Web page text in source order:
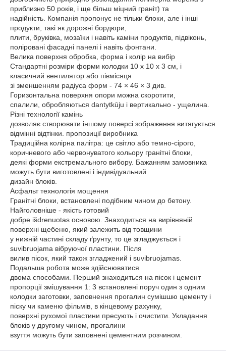
приблизно 50 років, і ще більш міцний граніт) та
надійність. Компанія пропонує не тільки блоки, але і інші
продукти, такі як дорожні бордюри,
плити, бруківка, мозаїки і навіть каміни продуктів, підвіконь,
поліровані фасадні панелі і навіть фонтани.
Велика поверхня обробка, форма і колір на вибір
Стандартні розміри форми колодки 10 х 10 х 3 см, і
класичний вентилятор або півмісяця
зі зменшенням радіуса форм - 74 × 46 × 3 див.
Горизонтальна поверхня опори можна скоротити,
спалили, обробляються dantytkūju і вертикально - ущелина.
Різні технології камінь
дозволяє створювати іншому поверсі зображення витягується
відмінні відтінки. пропозиції виробника
Традиційна колірна палітра: це світло або темно-сірого,
коричневого або червонуватого кольору гранітні блоки,
деякі форми екстремального вибору. Бажанням замовника
можуть бути виготовлені і індивідуальний
дизайн блоків.
Асфальт технологія мощення
Гранітні блоки, встановлені подібним чином до бетону.
Найголовніше - якість готовий
добре išdrenuotas основою. Знаходиться на вирівняній
поверхні щебеню, який залежить від товщини
у нижній частині складу ґрунту, то це згладжується і
suvibruojama вібруючої пластини. Після
вилив пісок, який також згладжений і suvibruojamas.
Подальша робота може здійснюватися
двома способами. Перший знаходиться на пісок і цемент
пропорції змішування 1: 3 встановлені поруч один з одним
колодки заготовки, заповнення прогалин сумішшю цементу і
піску чи каменю фільмів, в кінцевому рахунку,
поверхні рухомої пластини пресують і очистити. Укладання
блоків у другому чином, прогалини
взуття можуть бути заповнені цементним розчином.